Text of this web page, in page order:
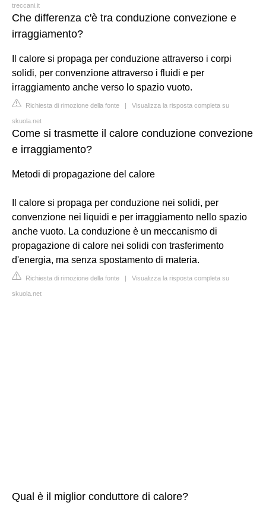
treccani.it
Che differenza c'è tra conduzione convezione e
irraggiamento?
Il calore si propaga per conduzione attraverso i corpi
solidi, per convenzione attraverso i fluidi e per
irraggiamento anche verso lo spazio vuoto.
Richiesta di rimozione della fonte | Visualizza la risposta completa su
skuola.net
Come si trasmette il calore conduzione convezione
e irraggiamento?
Metodi di propagazione del calore
Il calore si propaga per conduzione nei solidi, per
convenzione nei liquidi e per irraggiamento nello spazio
anche vuoto. La conduzione è un meccanismo di
propagazione di calore nei solidi con trasferimento
d'energia, ma senza spostamento di materia.
Richiesta di rimozione della fonte | Visualizza la risposta completa su
skuola.net
Qual è il miglior conduttore di calore?